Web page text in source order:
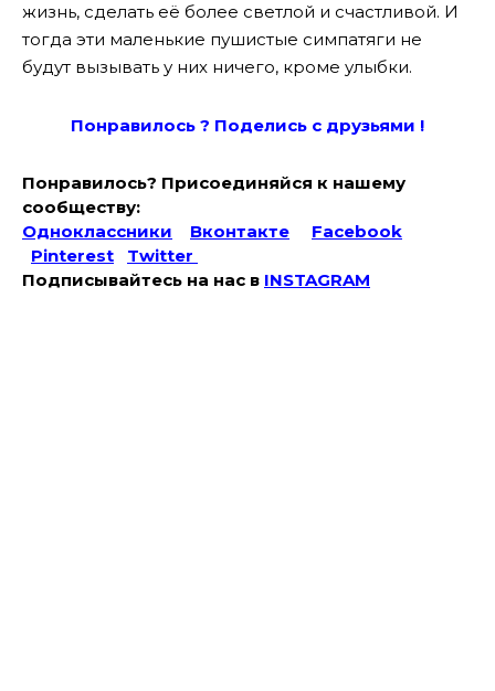
жизнь, сделать её более светлой и счастливой. И
тогда эти маленькие пушистые симпатяги не
будут вызывать у них ничего, кроме улыбки.
Понравилось ? Поделись с друзьями !
Понравилось? Присоединяйся к нашему
сообществу:
Одноклассники
Вконтакте
Facebook
Pinterest
Twitter
Подписывайтесь на наc в INSTAGRAM